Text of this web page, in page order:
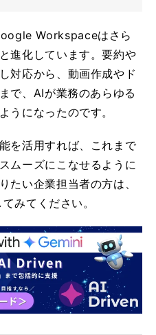
Workspaceはさら
進化しています。要約や
対応から、動画作成やド
で、AIが業務のあらゆる
うになったのです。
を活用すれば、これまで
ムーズにこなせるように
たい企業担当者の方は、
みてください。